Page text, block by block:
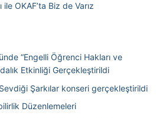
OKAF’ta Biz de Varız
“Engelli Öğrenci Hakları ve
Etkinliği Gerçekleştirildi
Şarkılar konseri gerçekleştirildi
Düzenlemeleri